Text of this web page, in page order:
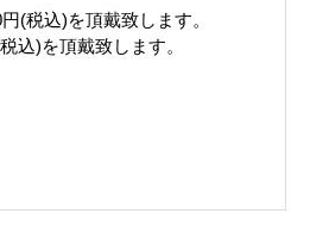
(税込)を頂戴致します。
込)を頂戴致します。